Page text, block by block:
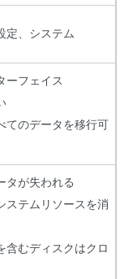
定、システム
ーフェイス
てのデータを移行可
タが失われる
ステムリソースを消
含むディスクはクロ